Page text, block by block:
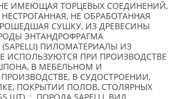
ИМЕЮЩАЯ ТОРЦЕВЫХ СОЕДИНЕНИЙ,
НЕ ОБРАБОТАННАЯ
СУШКУ, ИЗ ДРЕВЕСИНЫ
ЭНТАНДРОФРАГМА
ПИЛОМАТЕРИАЛЫ ИЗ
ИСПОЛЬЗУЮТСЯ ПРИ ПРОИЗВОДСТВЕ
В МЕБЕЛЬНОМ И
В СУДОСТРОЕНИИ,
ПОКРЫТИИ ПОЛОВ, СТОЛЯРНЫХ